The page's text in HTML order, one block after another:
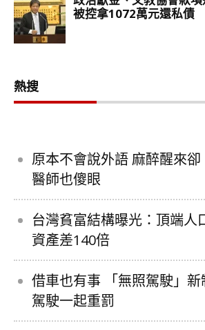
熱搜
原本不會說外語 麻醉醒來卻
醫師也傻眼
台灣貧富結構曝光：頂端人
資產差140倍
借車也有事 「無照駕駛」新
駕駛一起重罰